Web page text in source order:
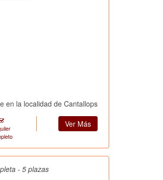
en la localidad de Cantallops
Ver Más
- 5 plazas